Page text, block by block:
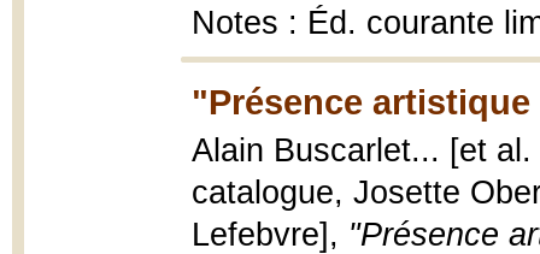
Notes : Éd. courante
"Présence
Alain Buscarlet... [et
catalogue, Josette
Lefebvre], "Présence